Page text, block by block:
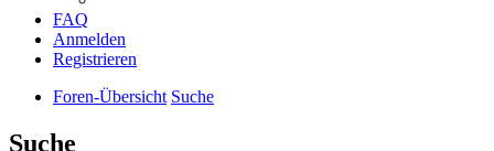
FAQ
Anmelden
Registrieren
Foren-Übersicht Suche
Suche